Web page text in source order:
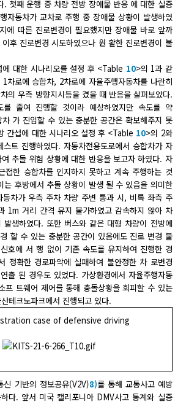
. 첫째 운행 중 차량 전방 장애물 반응 에 대한 실증
자동차가 교차로 주행 중 장애물 상황이 발생하였
에 따른 진로변경이 필요했지만 장애물 바로 앞까
후 진로변경 시도하였으나 원 활한 진로변경이 불
대한 시나리오를 설정 후 <Table 10>의 1과 같
차로에 승합차, 2차로에 자율주행자동차를 나란히
의 우측 방향지시등을 켰을 때 반응을 살펴보았다.
를 줄여 진행할 것이라 예상하였지만 속도를 약
가 진입할 수 있는 충분한 공간은 확보해주지 못
간섭에 대한 시나리오 설정 후 <Table 10>의 2와
트 진행하였다. 자동차전용도로에서 승합차가 자
추돌 위험 상황에 대한 반응을 보고자 하였다. 자
접한 승합차를 인지하지 못하고 계속 주행하는 것
는 후방에서 추돌 상황이 발생 될 수 있음을 의미한
동차가 우측 주차 차량 주변 통과 시, 비록 좌측 주
1m 거리 간격 유지 불가하였고 감속하지 않아 차
생하였다. 또한 버스와 같은 대형 차량이 전방에
할 수 있는 충분한 공간이 있음에도 진로 변경 불
호에 서 행 없이 기존 속도를 유지하여 진행한 경
정확한 경로파악에 실패하여 불안정한 차 로변경
출 된 경우도 있었다. 가상환경에서 자율주행자동
프 트웨어 제어를 통해 충돌상황을 회피할 수 있는
테크노파크에서 진행되고 있다.
case of defensive driving
기반의 정보공유(V2V)8)를 통해 교통사고 예방
다. 앞서 미국 캘리포니아 DMV사고 통계와 실증